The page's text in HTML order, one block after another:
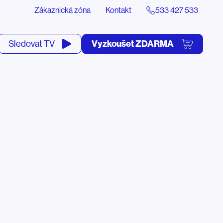
Zákaznická zóna Kontakt 533 427 533
Sledovat TV Vyzkoušet ZDARMA